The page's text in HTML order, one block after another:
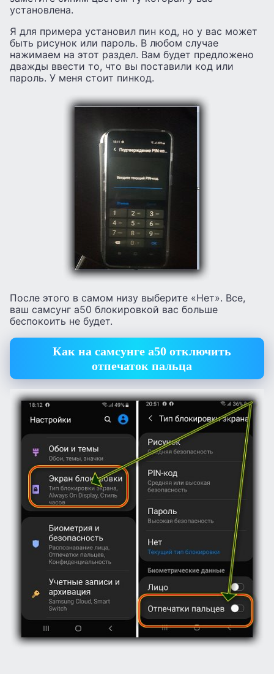
установлена.
Я для примера установил пин код, но у вас может
быть рисунок или пароль. В любом случае
нажимаем на этот раздел. Вам будет предложено
дважды ввести то, что вы поставили код или
пароль. У меня стоит пинкод.
После этого в самом низу выберите «Нет». Все,
ваш самсунг а50 блокировкой вас больше
беспокоить не будет.
Как на самсунге а50 отключить
отпечаток пальца